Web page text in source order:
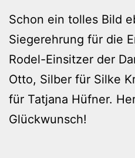
Schon ein tolles Bild
Siegerehrung für die
Rodel-Einsitzer der
Otto, Silber für Silke
für Tatjana Hüfner.
Glückwunsch!